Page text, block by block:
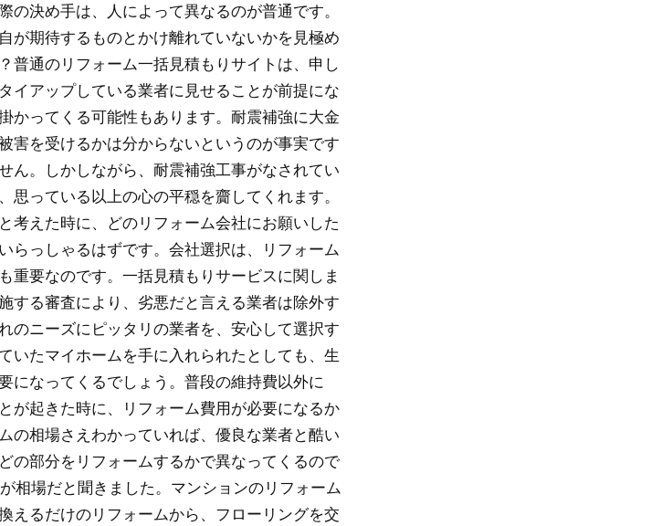
の決め手は、人によって異なるのが普通です。
が期待するものとかけ離れていないかを見極め
普通のリフォーム一括見積もりサイトは、申し
イアップしている業者に見せることが前提にな
かってくる可能性もあります。耐震補強に大金
害を受けるかは分からないというのが事実です
ん。しかしながら、耐震補強工事がなされてい
思っている以上の心の平穏を齎してくれます。
考えた時に、どのリフォーム会社にお願いした
らっしゃるはずです。会社選択は、リフォーム
重要なのです。一括見積もりサービスに関しま
する審査により、劣悪だと言える業者は除外す
のニーズにピッタリの業者を、安心して選択す
いたマイホームを手に入れられたとしても、生
になってくるでしょう。普段の維持費以外に
が起きた時に、リフォーム費用が必要になるか
の相場さえわかっていれば、優良な業者と酷い
の部分をリフォームするかで異なってくるので
相場だと聞きました。マンションのリフォーム
えるだけのリフォームから、フローリングを交